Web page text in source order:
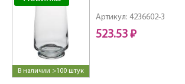
В наличии >100 штук
Артикул: 4236602-3
523.53 ₽